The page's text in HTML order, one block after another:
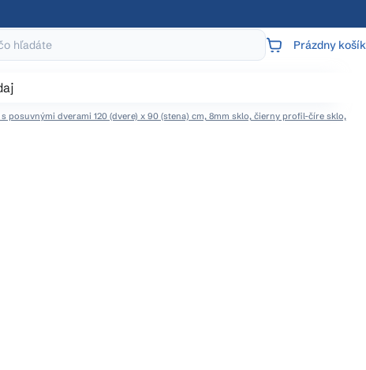
NÁKUPNÝ
Prázdny košík
posuvnými dverami 120 (dvere) x 90 (stena) cm, 8mm sklo, čierny profil-číre sklo,